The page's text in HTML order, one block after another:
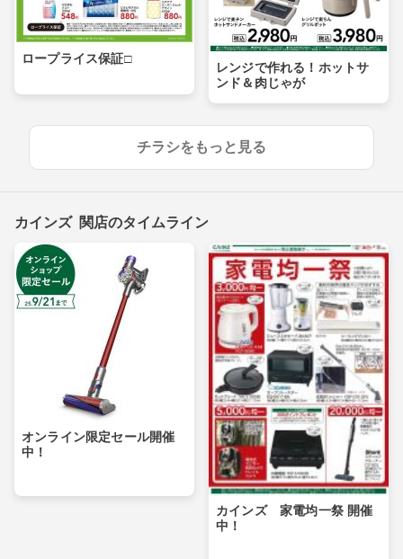
ロープライス保証□
レンジで作れる！ホットサ
ンド＆肉じゃが
チラシをもっと見る
カインズ 関店のタイムライン
オンライン限定セール開催
中！
カインズ 家電均一祭 開催
中！